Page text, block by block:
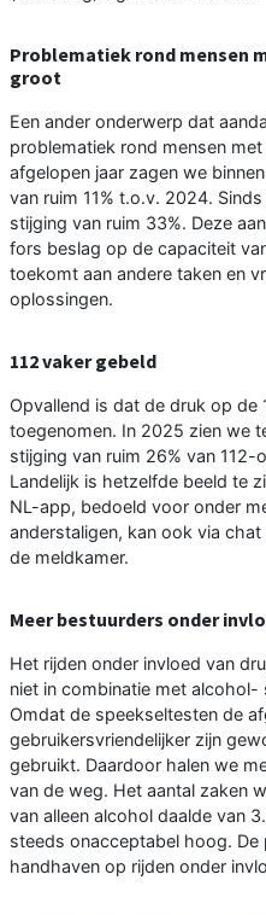
Problematiek rond mensen
groot
Een ander onderwerp dat
problematiek rond mensen
afgelopen jaar zagen we
van ruim 11% t.o.v. 2024.
stijging van ruim 33%. Deze
fors beslag op de capaciteit
toekomt aan andere taken en
oplossingen.
112 vaker gebeld
Opvallend is dat de druk op de
toegenomen. In 2025 zien we
stijging van ruim 26% van
Landelijk is hetzelfde beeld te
NL-app, bedoeld voor onder
anderstaligen, kan ook via
de meldkamer.
Meer bestuurders onder
Het rijden onder invloed van
niet in combinatie met alcohol-
Omdat de speekseltesten de
gebruikersvriendelijker zijn
gebruikt. Daardoor halen we
van de weg. Het aantal zaken
van alleen alcohol daalde van
steeds onacceptabel hoog.
handhaven op rijden onder